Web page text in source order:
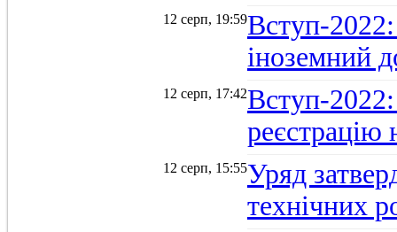
12 серп, 19:59Вступ-
іноземний
12 серп, 17:42Вступ-
12 серп, 15:55Уряд
технічних